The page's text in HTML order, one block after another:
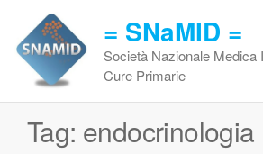
contenuto
= SNaMID =
Società Nazionale Medica
Cure Primarie
Tag: endocrinologia